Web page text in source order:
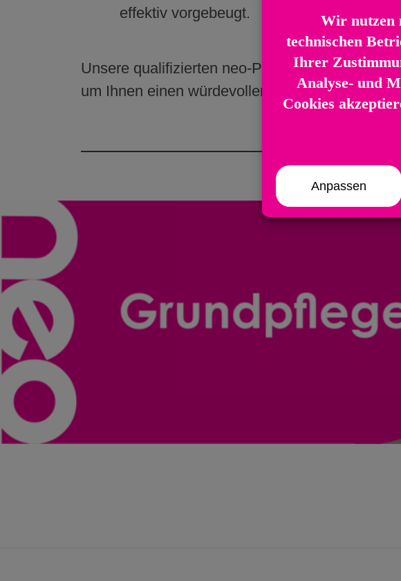
effektiv vorgebeugt.
Unsere qualifizierten neo-Pflegekräfte gehen
um Ihnen einen würdevollen und angenehmen